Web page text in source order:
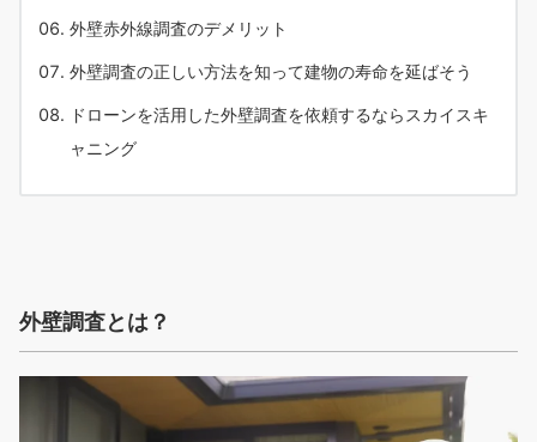
外壁赤外線調査のデメリット
外壁調査の正しい方法を知って建物の寿命を延ばそう
ドローンを活用した外壁調査を依頼するならスカイスキ
ャニング
外壁調査とは？